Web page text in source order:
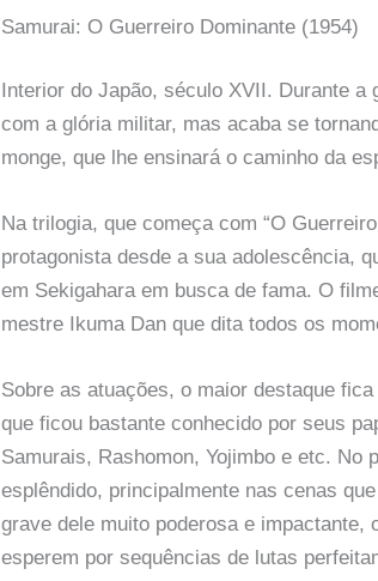
Samurai: O Guerreiro Dominante (1954)
Interior do Japão, século XVII. Durante
com a glória militar, mas acaba se
monge, que lhe ensinará o caminho da
Na trilogia, que começa com “O
protagonista desde a sua adolescência,
em Sekigahara em busca de fama. O
mestre Ikuma Dan que dita todos os
Sobre as atuações, o maior destaque
que ficou bastante conhecido por seus
Samurais, Rashomon, Yojimbo e etc. No
esplêndido, principalmente nas cenas
grave dele muito poderosa e impactante,
esperem por sequências de lutas